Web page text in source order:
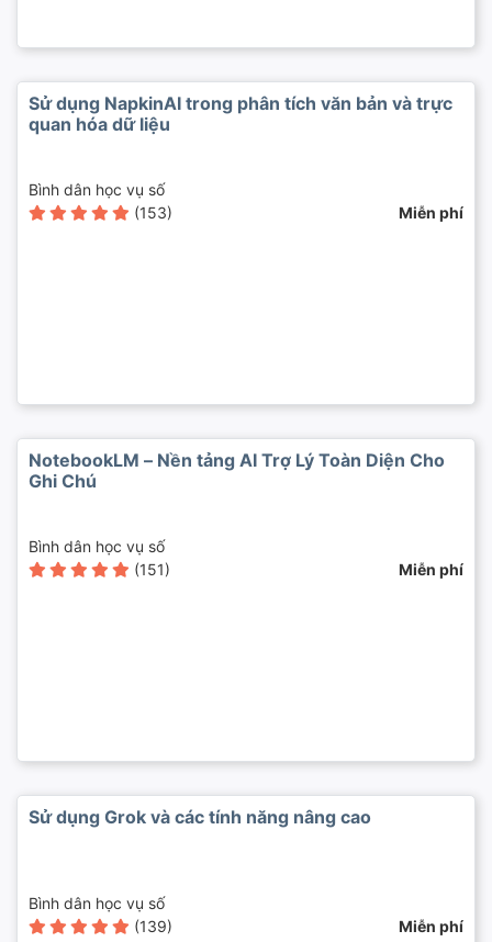
Sử dụng NapkinAI trong phân tích văn bản và trực
quan hóa dữ liệu
Bình dân học vụ số
(153)
Miễn phí
NotebookLM – Nền tảng AI Trợ Lý Toàn Diện Cho
Ghi Chú
Bình dân học vụ số
(151)
Miễn phí
Sử dụng Grok và các tính năng nâng cao
Bình dân học vụ số
(139)
Miễn phí